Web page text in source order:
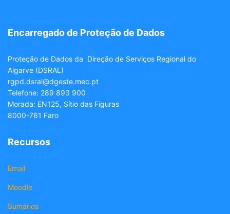
Encarregado de Proteção de Dados
Proteção de Dados da Direção de Serviços Regional do
Algarve (DSRAL)
rgpd.dsral@dgeste.mec.pt
Telefone: 289 893 900
Morada: EN125, Sítio das Figuras
8000-761 Faro
Recursos
Email
Moodle
Sumários